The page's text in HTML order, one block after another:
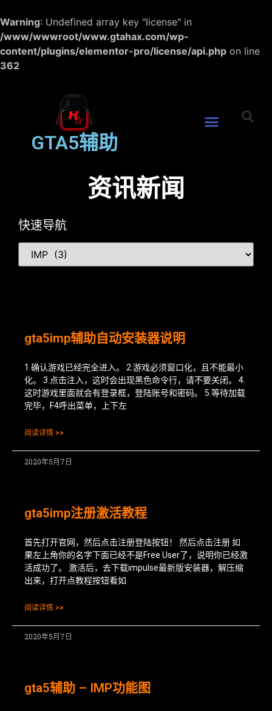
Warning: Undefined array key "license" in
/www/wwwroot/www.gtahax.com/wp-
content/plugins/elementor-pro/license/api.php on line
362
GTA5辅助
资讯新闻
快速导航
gta5imp辅助自动安装器说明
1.确认游戏已经完全进入。 2.游戏必须窗口化，且不能最小
化。 3.点击注入，这时会出现黑色命令行，请不要关闭。 4.
这时游戏里面就会有登录框，登陆账号和密码。 5.等待加载
完毕，F4呼出菜单，上下左
阅读详情 >>
2020年5月7日
gta5imp注册激活教程
首先打开官网，然后点击注册登陆按钮！ 然后点击注册 如
果左上角你的名字下面已经不是Free User了，说明你已经激
活成功了。 激活后，去下载impulse最新版安装器，解压缩
出来，打开点教程按钮看如
阅读详情 >>
2020年5月7日
gta5辅助 – IMP功能图